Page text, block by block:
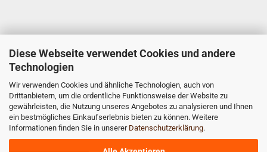
Diese Webseite verwendet Cookies und andere
Technologien
Wir verwenden Cookies und ähnliche Technologien, auch von
Drittanbietern, um die ordentliche Funktionsweise der Website zu
gewährleisten, die Nutzung unseres Angebotes zu analysieren und Ihnen
ein bestmögliches Einkaufserlebnis bieten zu können. Weitere
Informationen finden Sie in unserer Datenschutzerklärung.